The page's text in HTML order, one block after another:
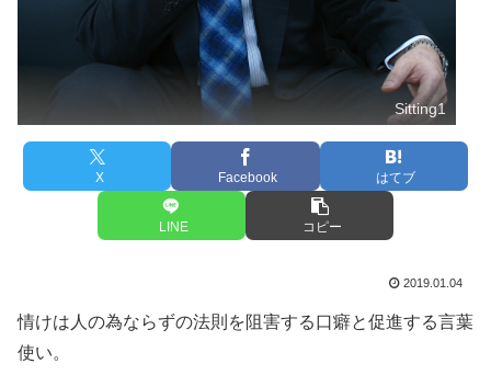
Sitting1
X Facebook はてブ
LINE コピー
2019.01.04
情けは人の為ならずの法則を阻害する口癖と促進する言葉
使い。